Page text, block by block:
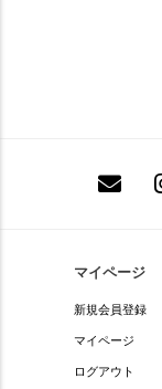
マイページ
新規会員登録
マイページ
ログアウト